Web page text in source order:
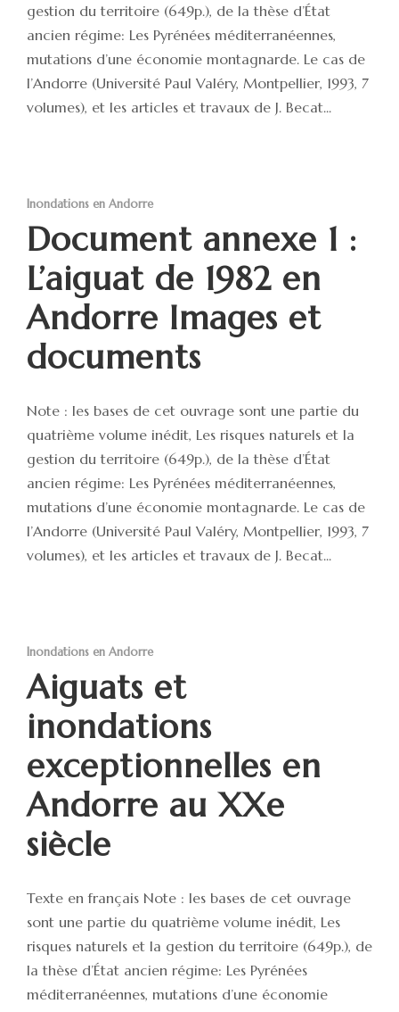
gestion du territoire (649p.), de la thèse d’État
ancien régime: Les Pyrénées méditerranéennes,
mutations d’une économie montagnarde. Le cas de
l’Andorre (Université Paul Valéry, Montpellier, 1993, 7
volumes), et les articles et travaux de J. Becat...
Inondations en Andorre
Document annexe 1 :
L’aiguat de 1982 en
Andorre Images et
documents
Note : les bases de cet ouvrage sont une partie du
quatrième volume inédit, Les risques naturels et la
gestion du territoire (649p.), de la thèse d’État
ancien régime: Les Pyrénées méditerranéennes,
mutations d’une économie montagnarde. Le cas de
l’Andorre (Université Paul Valéry, Montpellier, 1993, 7
volumes), et les articles et travaux de J. Becat...
Inondations en Andorre
Aiguats et
inondations
exceptionnelles en
Andorre au XXe
siècle
Texte en français Note : les bases de cet ouvrage
sont une partie du quatrième volume inédit, Les
risques naturels et la gestion du territoire (649p.), de
la thèse d’État ancien régime: Les Pyrénées
méditerranéennes, mutations d’une économie